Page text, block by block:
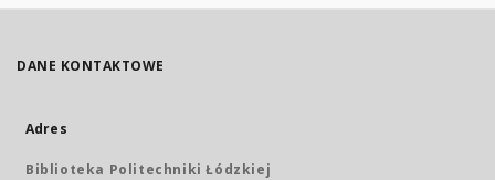
DANE KONTAKTOWE
Adres
Biblioteka Politechniki Łódzkiej